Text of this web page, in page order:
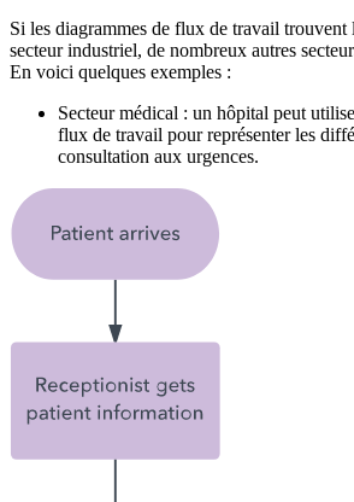
Si les diagrammes de flux de travail trouvent
secteur industriel, de nombreux autres
En voici quelques exemples :
Secteur médical : un hôpital peut
flux de travail pour représenter les
consultation aux urgences.